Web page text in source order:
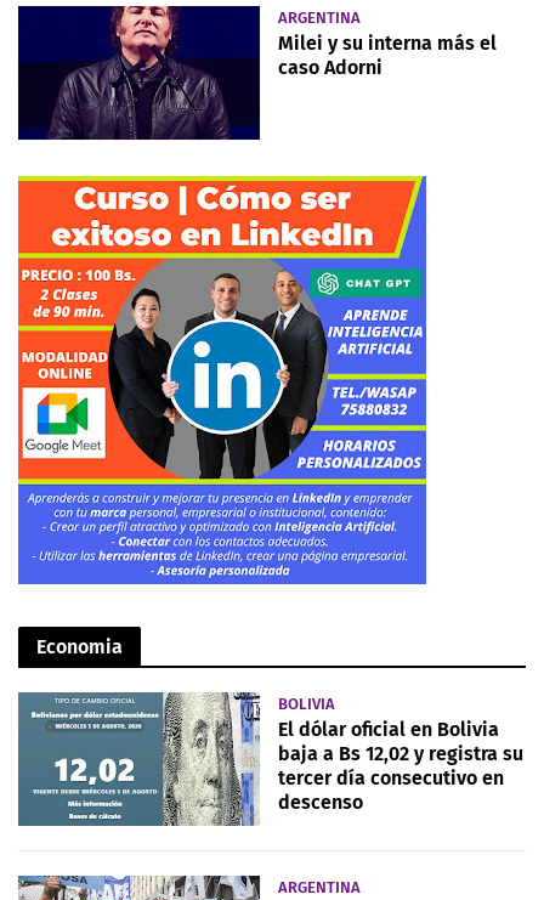
ARGENTINA
Milei y su interna más el
caso Adorni
Economia
BOLIVIA
El dólar oficial en Bolivia
baja a Bs 12,02 y registra su
tercer día consecutivo en
descenso
ARGENTINA